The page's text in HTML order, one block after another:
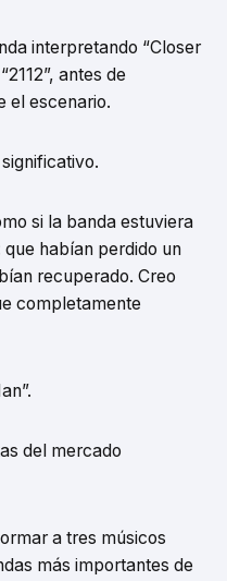
interpretando “Closer
antes de
el escenario.
si la banda estuviera
habían perdido un
recuperado. Creo
completamente
del mercado
a tres músicos
más importantes de